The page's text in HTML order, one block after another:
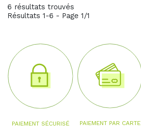
6 résultats trouvés
Résultats 1-6 - Page 1/1
PAIEMENT SÉCURISÉ
PAIEMENT PAR CARTE